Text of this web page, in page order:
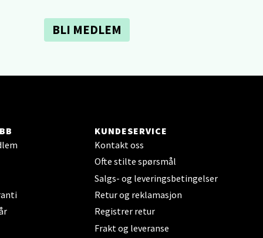
BLI MEDLEM
KUNDESERVICE
Kontakt oss
Ofte stilte spørsmål
Salgs- og leveringsbetingelser
Retur og reklamasjon
Registrer retur
Frakt og leveranse